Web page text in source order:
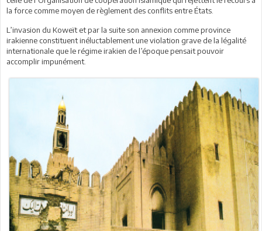
la force comme moyen de règlement des conflits entre États.
L’invasion du Koweït et par la suite son annexion comme province
irakienne constituent inéluctablement une violation grave de la légalité
internationale que le régime irakien de l’époque pensait pouvoir
accomplir impunément.